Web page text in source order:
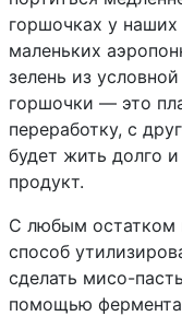
горшочках у наших
маленьких
зелень из
горшочки — это
переработку, с
будет жить долго
продукт.
С любым остатком
способ
сделать мисо-
помощью